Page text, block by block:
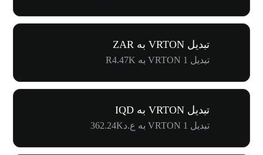
تبدیل VRTON به ZAR
تبدیل 1 VRTON به R4.47K
تبدیل VRTON به IQD
تبدیل 1 VRTON به ع.د362.24K